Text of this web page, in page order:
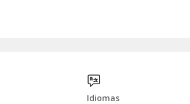
Idiomas